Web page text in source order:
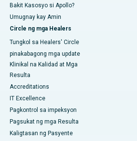
Bakit Kasosyo si Apollo?
Umugnay kay Amin
Circle ng mga Healers
Tungkol sa Healers' Circle
pinakabagong mga update
Klinikal na Kalidad at Mga
Resulta
Accreditations
IT Excellence
Pagkontrol sa impeksyon
Pagsukat ng mga Resulta
Kaligtasan ng Pasyente